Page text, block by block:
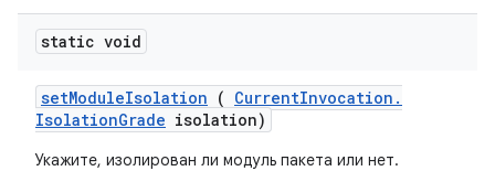
static void
setModuleIsolation ( CurrentInvocation .
IsolationGrade isolation)
Укажите, изолирован ли модуль пакета или нет.